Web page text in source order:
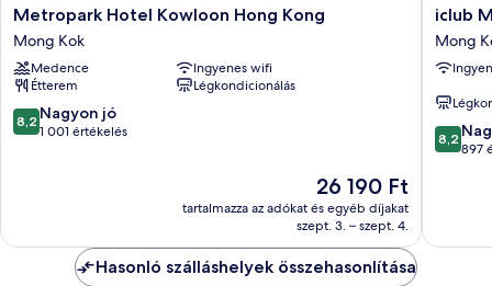
Metropark
Hotel
Kowloon
Hong
Kong
Mong
Kok
Metropark Hotel Kowloon Hong Kong
Mong Kok
Medence
Ingyenes wifi
Étterem
Légkondicionálás
8.2
ennyiből:
8,2 Nagyon jó
1 001 értékelés
Az
ár
26 190 Ft
26 190 Ft
tartalmazza az adókat és egyéb díjakat
szept. 3. – szept. 4.
iclub
Mong
Kok
Hotel
Kok
iclub
Mong
8.2
8,2
897
Hasonló szálláshelyek összehasonlítása